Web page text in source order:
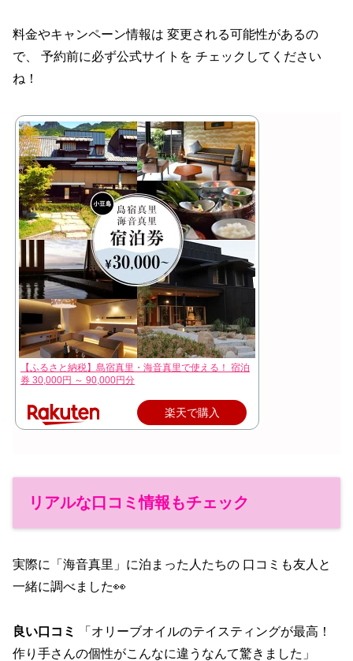
料金やキャンペーン情報は 変更される可能性があるの
で、 予約前に必ず公式サイトを チェックしてください
ね！
【ふるさと納税】島宿真里・海音真里で使える！ 宿泊
券 30,000円 ～ 90,000円分
楽天で購入
リアルな口コミ情報もチェック
実際に「海音真里」に泊まった人たちの 口コミも友人と
一緒に調べました👀
良い口コミ
「オリーブオイルのテイスティングが最高！
作り手さんの個性がこんなに違うなんて驚きました」